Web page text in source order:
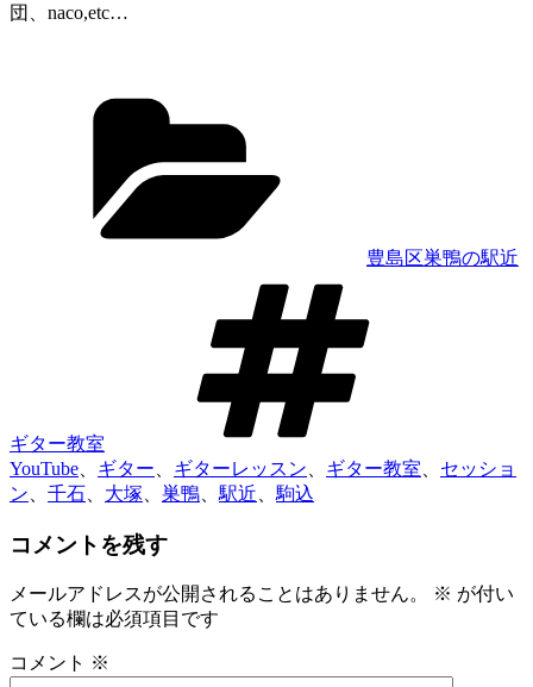
団、naco,etc…
豊島区巣鴨の駅近
ギター教室
YouTube ギター ギターレッスン ギター教室
セッショ
ン
千石 大塚 巣鴨 駅近 駒込
コメントを残す
メールアドレスが公開されることはありません。 ※ が付い
ている欄は必須項目です
コメント ※